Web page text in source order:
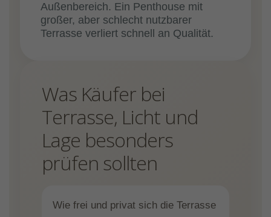
Außenbereich. Ein Penthouse mit
großer, aber schlecht nutzbarer
Terrasse verliert schnell an Qualität.
Was Käufer bei
Terrasse, Licht und
Lage besonders
prüfen sollten
Wie frei und privat sich die Terrasse